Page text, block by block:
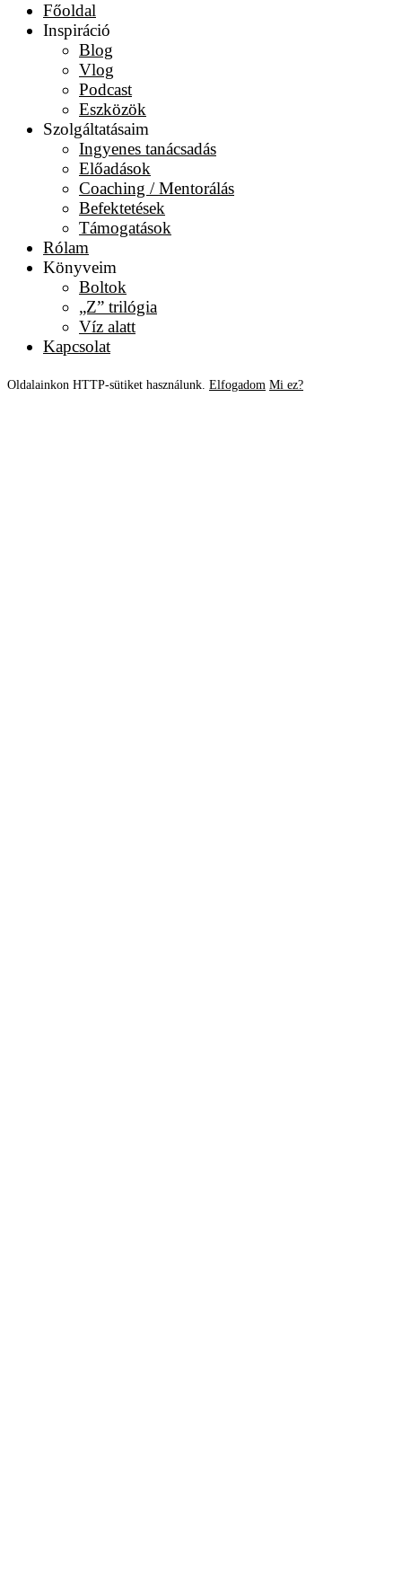
Főoldal
Inspiráció
Blog
Vlog
Podcast
Eszközök
Szolgáltatásaim
Ingyenes tanácsadás
Előadások
Coaching / Mentorálás
Befektetések
Támogatások
Rólam
Könyveim
Boltok
„Z” trilógia
Víz alatt
Kapcsolat
Oldalainkon HTTP-sütiket használunk. Elfogadom Mi ez?